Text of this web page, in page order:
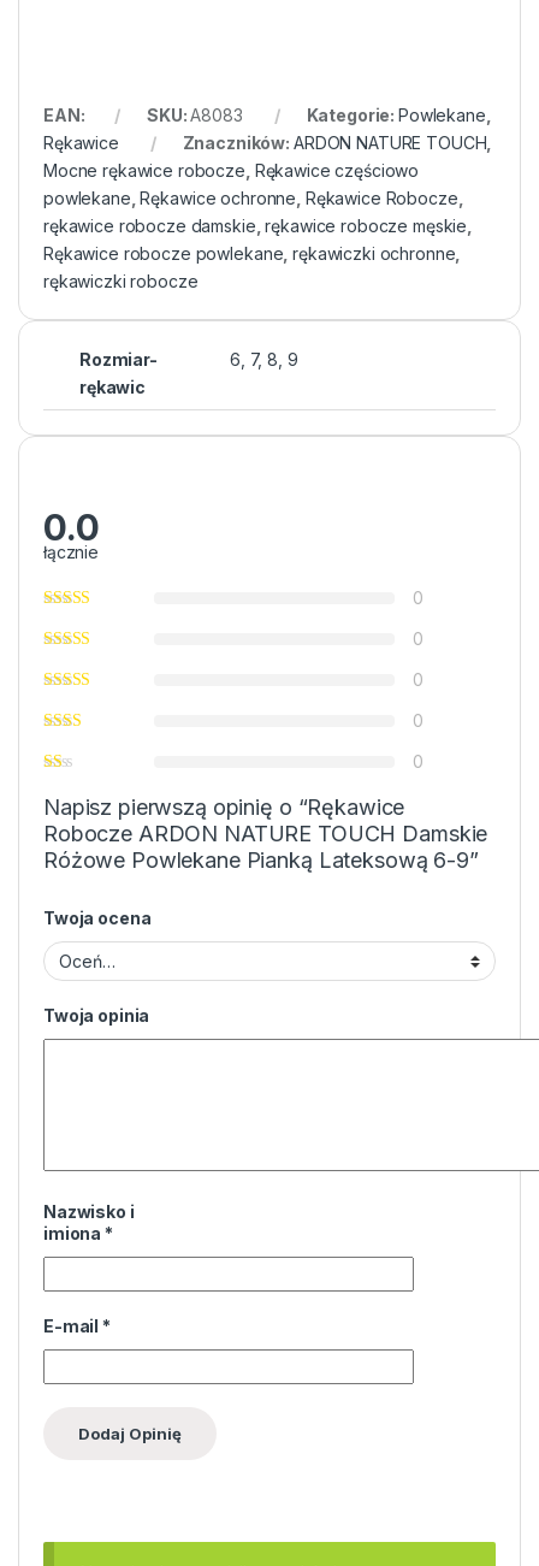
EAN: SKU:A8083 Kategorie: Powlekane
Rękawice
Znaczników: ARDON NATURE TOUCH
Mocne rękawice robocze Rękawice częściowo
powlekane ,Rękawice ochronne Rękawice Robocze
rękawice robocze damskie ,rękawice robocze męskie
Rękawice robocze powlekane ,rękawiczki ochronne
rękawiczki robocze
Rozmiar-
rękawic
6, 7, 8, 9
0.0
łącznie
0
0
0
0
0
Napisz pierwszą opinię o “Rękawice
Robocze ARDON NATURE TOUCH Damskie
Różowe Powlekane Pianką Lateksową 6-9”
Twoja ocena
Twoja opinia
Nazwisko i
imiona *
E-mail *